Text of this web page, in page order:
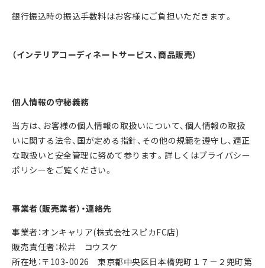
銀⾏振込時の振込⼿数料はお客様にご負担いただきます。
（インテリアコーディネートサービス、商品販売）
個⼈情報の守秘義務
当方は、お客様の個⼈情報の取扱いについて、個⼈情報の取扱
いに関する法令、国が定める指針、その他の規範を遵守し、適正
な取扱いと安全管理に努めて参ります。詳しくはプライバシー
ポリシーをご覧ください。
事業者（販売業者）・連絡先
事業者：オンキャリア(株式会社スピカFC店)
販売責任者：松井 コウスケ
所在地：〒103-0026 東京都中央区日本橋兜町１７－２兜町第